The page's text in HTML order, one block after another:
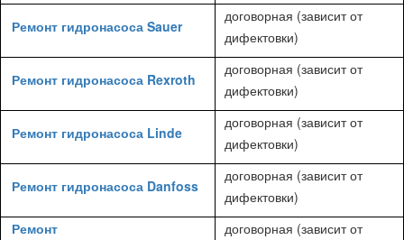
Ремонт гидронасоса Sauer
договорная (зависит от
дифектовки)
Ремонт гидронасоса Rexroth
договорная (зависит от
дифектовки)
Ремонт гидронасоса Linde
договорная (зависит от
дифектовки)
Ремонт гидронасоса Danfoss
договорная (зависит от
дифектовки)
Ремонт
договорная (зависит от